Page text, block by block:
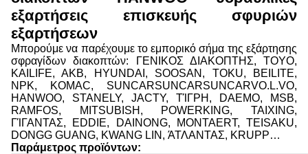
εξαρτήσεις επισκευής σφυριών
εξαρτήσεων
Μπορούμε να παρέχουμε το εμπορικό σήμα της εξάρτησης
σφραγίδων διακοπτών: ΓΕΝΙΚΟΣ ΔΙΑΚΟΠΤΗΣ, TOYO,
KAILIFE, AKB, HYUNDAI, SOOSAN, TOKU, BEILITE,
NPK, KOMAC, SUNCARSUNCARSUNCARVO.L.VO,
HANWOO, STANELY, JACTY, ΤΊΓΡΗ, DAEMO, MSB,
RAMFOS, MITSUBISH, POWERKING, TAIXING,
ΓΊΓΑΝΤΑΣ, EDDIE, DAINONG, MONTAERT, TEISAKU,
DONGG GUANG, KWANG LIN, ΆΤΛΑΝΤΑΣ, KRUPP…
Παράμετρος προϊόντων: